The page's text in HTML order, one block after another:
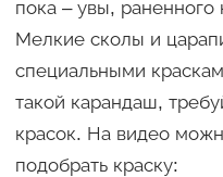
пока – увы, раненного
Мелкие сколы и
специальными
такой карандаш,
красок. На видео
подобрать краску: